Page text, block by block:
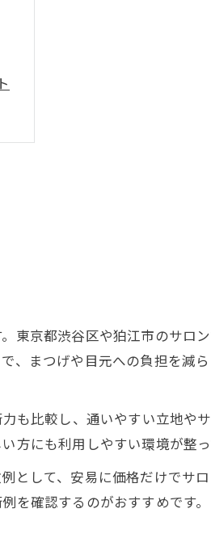
東京都渋谷区や狛江市のサロ
、まつげや目元への負担を減
も比較し、通いやすい立地や
にも利用しやすい環境が整っ
として、安易に価格だけでサ
を確認するのがおすすめです。